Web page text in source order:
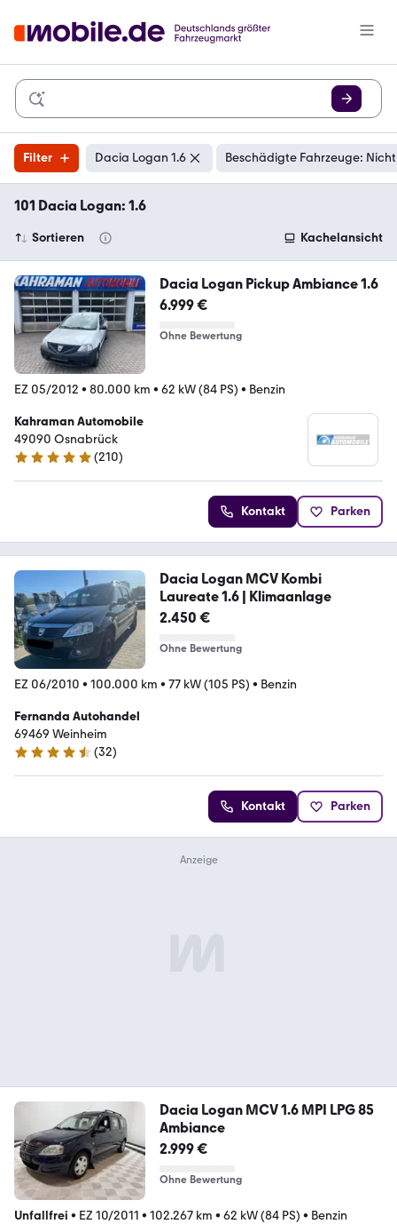
Filter Dacia Logan 1.6 Beschädigte Fahrzeuge:
101 Dacia Logan: 1.6
Sortieren Kachelansicht
Dacia Logan Pickup Ambiance 1.6
6.999 €
Ohne Bewertung
EZ 05/2012 • 80.000 km • 62 kW (84 PS) • Benzin
Kahraman Automobile
49090 Osnabrück
4.8 Sterne
(210)
Kontakt Parken
Dacia Logan MCV Kombi
Laureate 1.6 | Klimaanlage
2.450 €
Ohne Bewertung
EZ 06/2010 • 100.000 km • 77 kW (105 PS) • Benzin
Fernanda Autohandel
69469 Weinheim
4.7 Sterne
(32)
Kontakt Parken
Dacia Logan MCV 1.6 MPI LPG 85
Ambiance
2.999 €
Ohne Bewertung
Unfallfrei • EZ 10/2011 • 102.267 km • 62 kW (84 PS) • Benzin